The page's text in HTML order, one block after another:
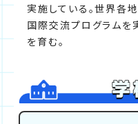
実施している。世界各
国際交流プログラムを
を育む。